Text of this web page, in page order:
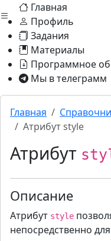
Главная
Профиль
Задания
Материалы
Программное
Мы в телеграмм
Главная
Атрибут style
Атрибут
Описание
Атрибут style
непосредственно